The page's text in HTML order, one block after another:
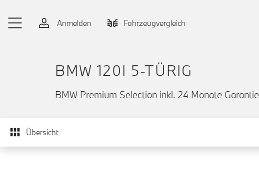
Anmelden
Fahrzeugvergleich
BMW 120I 5-TÜRIG
BMW Premium Selection inkl. 24 Monate Garantie
Übersicht